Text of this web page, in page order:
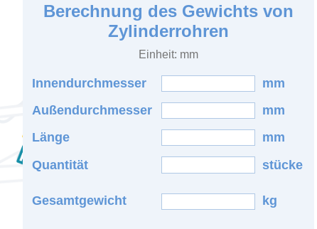
Berechnung des Gewichts von
Zylinderrohren
Einheit: mm
Innendurchmesser
mm
Außendurchmesser
mm
Länge
mm
Quantität
stücke
Gesamtgewicht kg